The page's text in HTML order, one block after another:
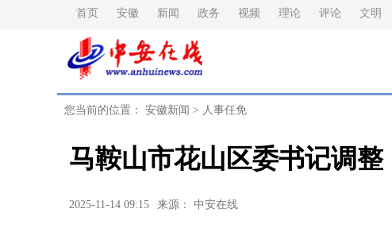
首页 安徽 新闻 政务 视频 理论 评论 文明
您当前的位置： 安徽新闻 > 人事任免
马鞍山市花山区委书记调整
2025-11-14 09:15 来源： 中安在线